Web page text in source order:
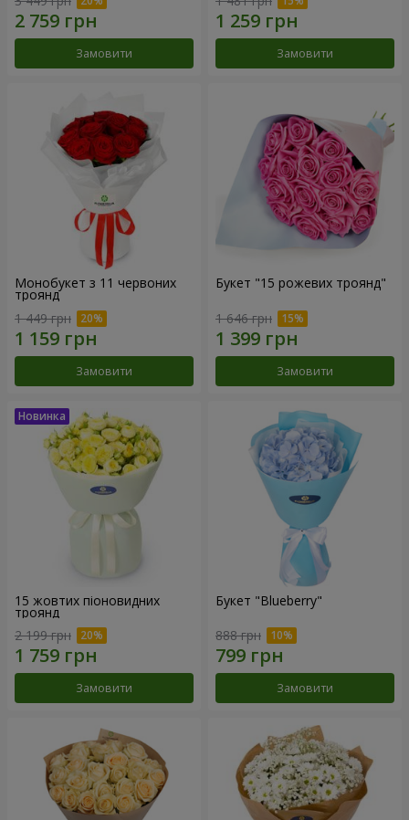
Замовити Замовити
Монобукет з 11 червоних
троянд
1 449 грн
Замовити
Букет "15 рожевих троянд"
1 646 грн
Замовити
15 жовтих піоновидних
троянд
2 199 грн
Замовити
Букет "Blueberry"
888 грн
Замовити